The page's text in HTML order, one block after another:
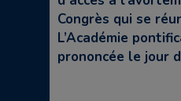
Congrès qui se
L’Académie
prononcée le jour